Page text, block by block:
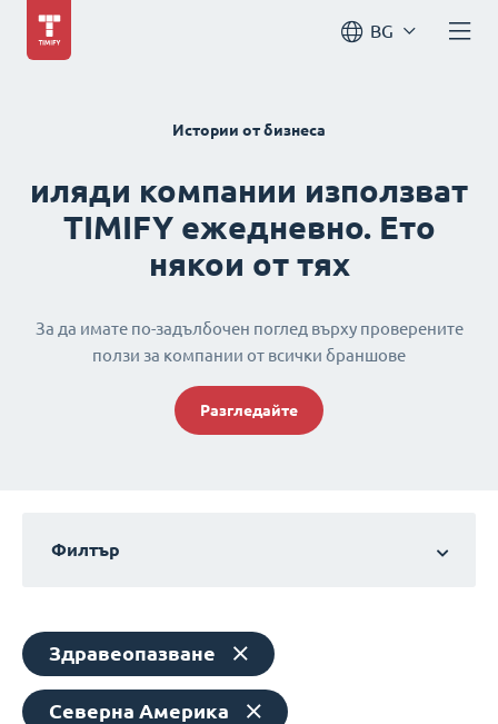
BG
Истории от бизнеса
иляди компании използват
TIMIFY ежедневно. Ето
някои от тях
За да имате по-задълбочен поглед върху проверените
ползи за компании от всички браншове
Разгледайте
Филтър
Здравеопазване
Северна Америка